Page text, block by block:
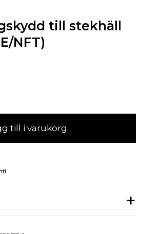
till stekhäll
NFT)
till i varukorg